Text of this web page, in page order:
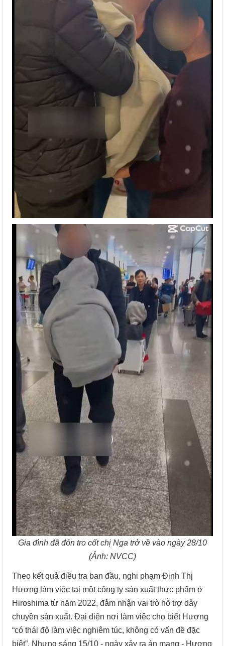
Gia đình đã đón tro cốt chị Nga trở về vào ngày 28/10
(Ảnh: NVCC)
Theo kết quả điều tra ban đầu, nghi phạm Đinh Thị
Hương làm việc tại một công ty sản xuất thực phẩm ở
Hiroshima từ năm 2022, đảm nhận vai trò hỗ trợ dây
chuyền sản xuất. Đại diện nơi làm việc cho biết Hương
“có thái độ làm việc nghiêm túc, không có vấn đề đặc
biệt”. Nhưng sáng 15/10 - ngày xảy ra án mạng - Hương